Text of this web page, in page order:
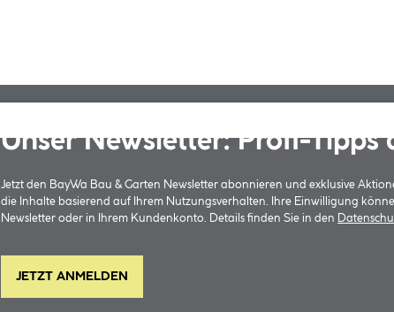
Unser Newsletter: Profi-Tipps
Jetzt den BayWa Bau & Garten Newsletter abonnieren und exklusive
die Inhalte basierend auf Ihrem Nutzungsverhalten. Ihre Einwilligung
Newsletter oder in Ihrem Kundenkonto. Details finden Sie in den
JETZT ANMELDEN